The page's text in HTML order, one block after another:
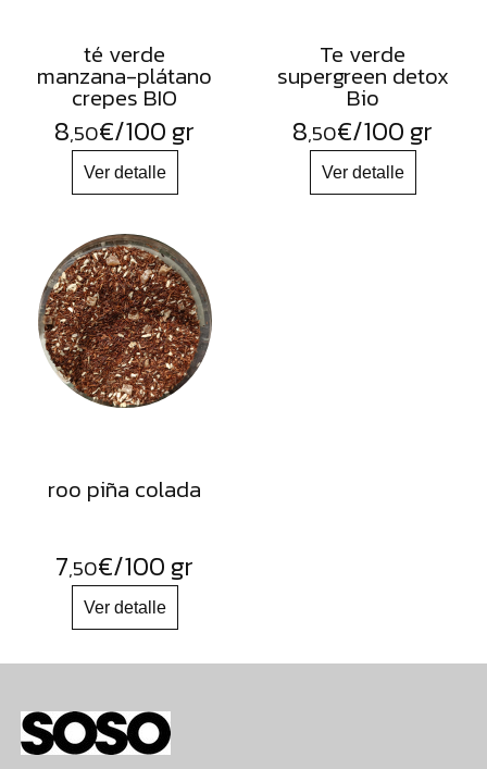
té verde
manzana-plátano
crepes BIO
8,50€/100 gr
Te verde
supergreen detox
Bio
8,50€/100 gr
roo piña colada
7,50€/100 gr